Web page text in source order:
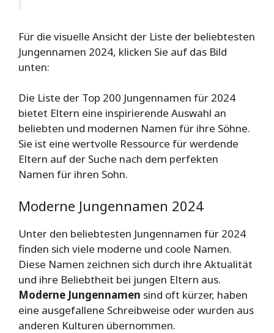
Für die visuelle Ansicht der Liste der beliebtesten
Jungennamen 2024, klicken Sie auf das Bild
unten:
Die Liste der Top 200 Jungennamen für 2024
bietet Eltern eine inspirierende Auswahl an
beliebten und modernen Namen für ihre Söhne.
Sie ist eine wertvolle Ressource für werdende
Eltern auf der Suche nach dem perfekten
Namen für ihren Sohn.
Moderne Jungennamen 2024
Unter den beliebtesten Jungennamen für 2024
finden sich viele moderne und coole Namen.
Diese Namen zeichnen sich durch ihre Aktualität
und ihre Beliebtheit bei jungen Eltern aus.
Moderne Jungennamen sind oft kürzer, haben
eine ausgefallene Schreibweise oder wurden aus
anderen Kulturen übernommen.